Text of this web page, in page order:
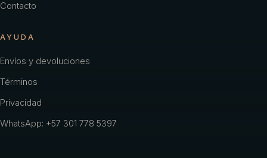
Contacto
AYUDA
Envíos y devoluciones
Términos
Privacidad
WhatsApp: +57 301 778 5397